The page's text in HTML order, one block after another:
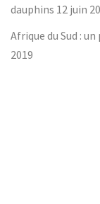
dauphins 12 juin
Afrique du Sud :
2019